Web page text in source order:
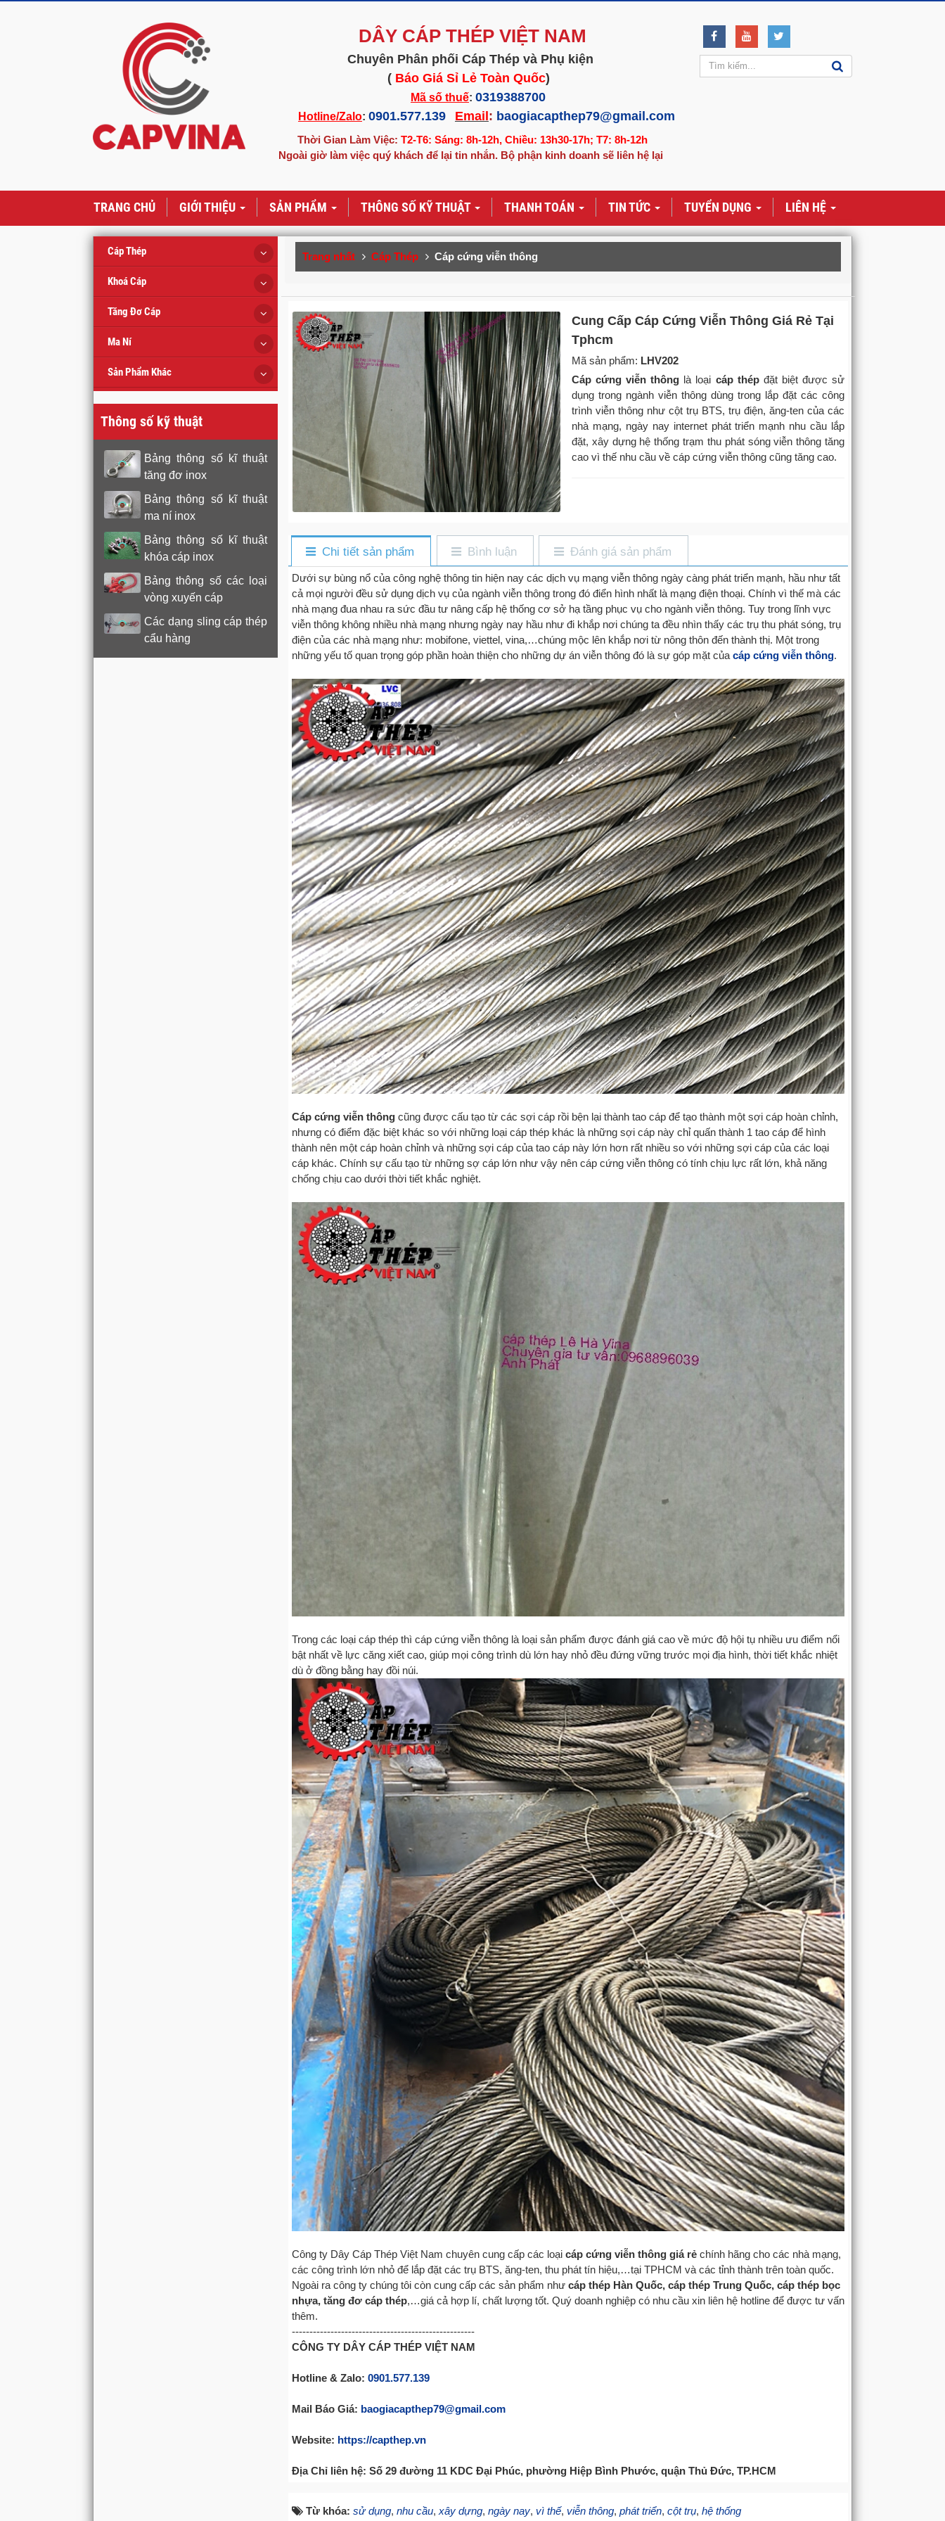
DÂY CÁP THÉP VIỆT NAM
Chuyên Phân phối Cáp Thép và Phụ kiện
( Báo Giá Sỉ Lẻ Toàn Quốc)
Mã số thuế: 0319388700
Hotline/Zalo: 0901.577.139 Email : baogiacapthep79@gmail.com
Thời Gian Làm Việc: T2-T6: Sáng: 8h-12h, Chiều: 13h30-17h; T7: 8h-12h
Ngoài giờ làm việc quý khách để lại tin nhắn. Bộ phận kinh doanh sẽ liên hệ lại
TRANG CHỦ GIỚI THIỆU SẢN PHẨM THÔNG SỐ KỸ THUẬT THANH TOÁN TIN TỨC TUYỂN DỤNG LIÊN HỆ
Trang nhất Cáp Thép Cáp cứng viễn thông
Cung Cấp Cáp Cứng Viễn Thông Giá Rẻ Tại
Tphcm
Mã sản phẩm: LHV202
Cáp cứng viễn thông là loại cáp thépđặt biệt được sử
dụng trong ngành viễn thông dùng trong lắp đặt các công
trình viễn thông như cột trụ BTS, trụ điện, ăng-ten của các
nhà mạng, ngày nay internet phát triển mạnh nhu cầu lắp
đặt, xây dựng hệ thống trạm thu phát sóng viễn thông tăng
cao vì thế nhu cầu về cáp cứng viễn thông cũng tăng cao.
Chi tiết sản phẩm Bình luận Đánh giá sản phẩm
Dưới sự bùng nổ của công nghệ thông tin hiện nay các dịch vụ mạng viễn thông ngày càng phát triển mạnh, hầu như tất
cả mọi người đều sử dụng dịch vụ của ngành viễn thông trong đó điển hình nhất là mạng điện thoại. Chính vì thế mà các
nhà mạng đua nhau ra sức đầu tư nâng cấp hệ thống cơ sở hạ tầng phục vụ cho ngành viễn thông. Tuy trong lĩnh vực
viễn thông không nhiều nhà mạng nhưng ngày nay hầu như đi khắp nơi chúng ta đều nhìn thấy các trụ thu phát sóng, trụ
điện của các nhà mạng như: mobifone, viettel, vina,…chúng mộc lên khắp nơi từ nông thôn đến thành thị. Một trong
những yếu tố quan trọng góp phần hoàn thiện cho những dự án viễn thông đó là sự góp mặt của cáp cứng viễn thông.
Cáp cứng viễn thông cũng được cấu tạo từ các sợi cáp rồi bện lại thành tao cáp để tạo thành một sợi cáp hoàn chỉnh,
nhưng có điểm đặc biệt khác so với những loại cáp thép khác là những sợi cáp này chỉ quấn thành 1 tao cáp để hình
thành nên một cáp hoàn chỉnh và những sợi cáp của tao cáp này lớn hơn rất nhiều so với những sợi cáp của các loại
cáp khác. Chính sự cấu tạo từ những sợ cáp lớn như vậy nên cáp cứng viễn thông có tính chịu lực rất lớn, khả năng
chống chịu cao dưới thời tiết khắc nghiệt.
Trong các loại cáp thép thì cáp cứng viễn thông là loại sản phẩm được đánh giá cao về mức độ hội tụ nhiều ưu điểm nổi
bật nhất về lực căng xiết cao, giúp mọi công trình dù lớn hay nhỏ đều đứng vững trước mọi địa hình, thời tiết khắc nhiệt
dù ở đồng bằng hay đồi núi.
Công ty Dây Cáp Thép Việt Nam chuyên cung cấp các loại cáp cứng viễn thông giá rẻ chính hãng cho các nhà mạng,
các công trình lớn nhỏ để lắp đặt các trụ BTS, ăng-ten, thu phát tín hiệu,…tại TPHCM và các tỉnh thành trên toàn quốc.
Ngoài ra công ty chúng tôi còn cung cấp các sản phẩm như cáp thép Hàn Quốc, cáp thép Trung Quốc, cáp thép bọc
nhựa, tăng đơ cáp thép,…giá cả hợp lí, chất lượng tốt. Quý doanh nghiệp có nhu cầu xin liên hệ hotline để được tư vấn
thêm.
----------------------------------------------------
CÔNG TY DÂY CÁP THÉP VIỆT NAM
Hotline & Zalo: 0901.577.139
Mail Báo Giá: baogiacapthep79@gmail.com
Website: https://capthep.vn
Địa Chỉ liên hệ: Số 29 đường 11 KDC Đại Phúc, phường Hiệp Bình Phước, quận Thủ Đức, TP.HCM
Từ khóa: sử dụng, nhu cầu, xây dựng, ngày nay, vì thế, viễn thông, phát triển, cột trụ, hệ thống
Cáp Thép
Khoá Cáp
Tăng Đơ Cáp
Ma Ní
Sản Phẩm Khác
Thông số kỹ thuật
Bảng thông số kĩ thuật
tăng đơ inox
Bảng thông số kĩ thuật
ma ní inox
Bảng thông số kĩ thuật
khóa cáp inox
Bảng thông số các loại
vòng xuyến cáp
Các dạng sling cáp thép
cẩu hàng